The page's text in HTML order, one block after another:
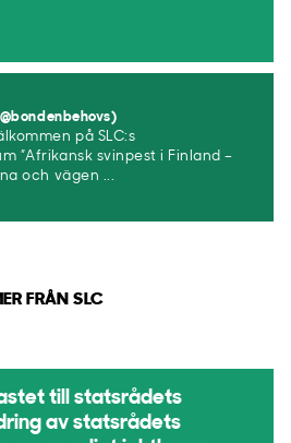
på SLC:s
”Afrikansk svinpest i Finland –
och vägen ...
FRÅN SLC
till statsrådets
av statsrådets